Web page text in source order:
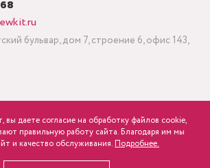
Минимальный заказ ткани от 3 метров
бульвар, дом 7, строение 6, офис 143,
конфиденциальности
ПОДПИСАТЬСЯ НА НОВОСТИ
вы даете согласие на обработку файлов cookie,
правильную работу сайта. Благодаря им мы
и качество обслуживания. Подробнее.